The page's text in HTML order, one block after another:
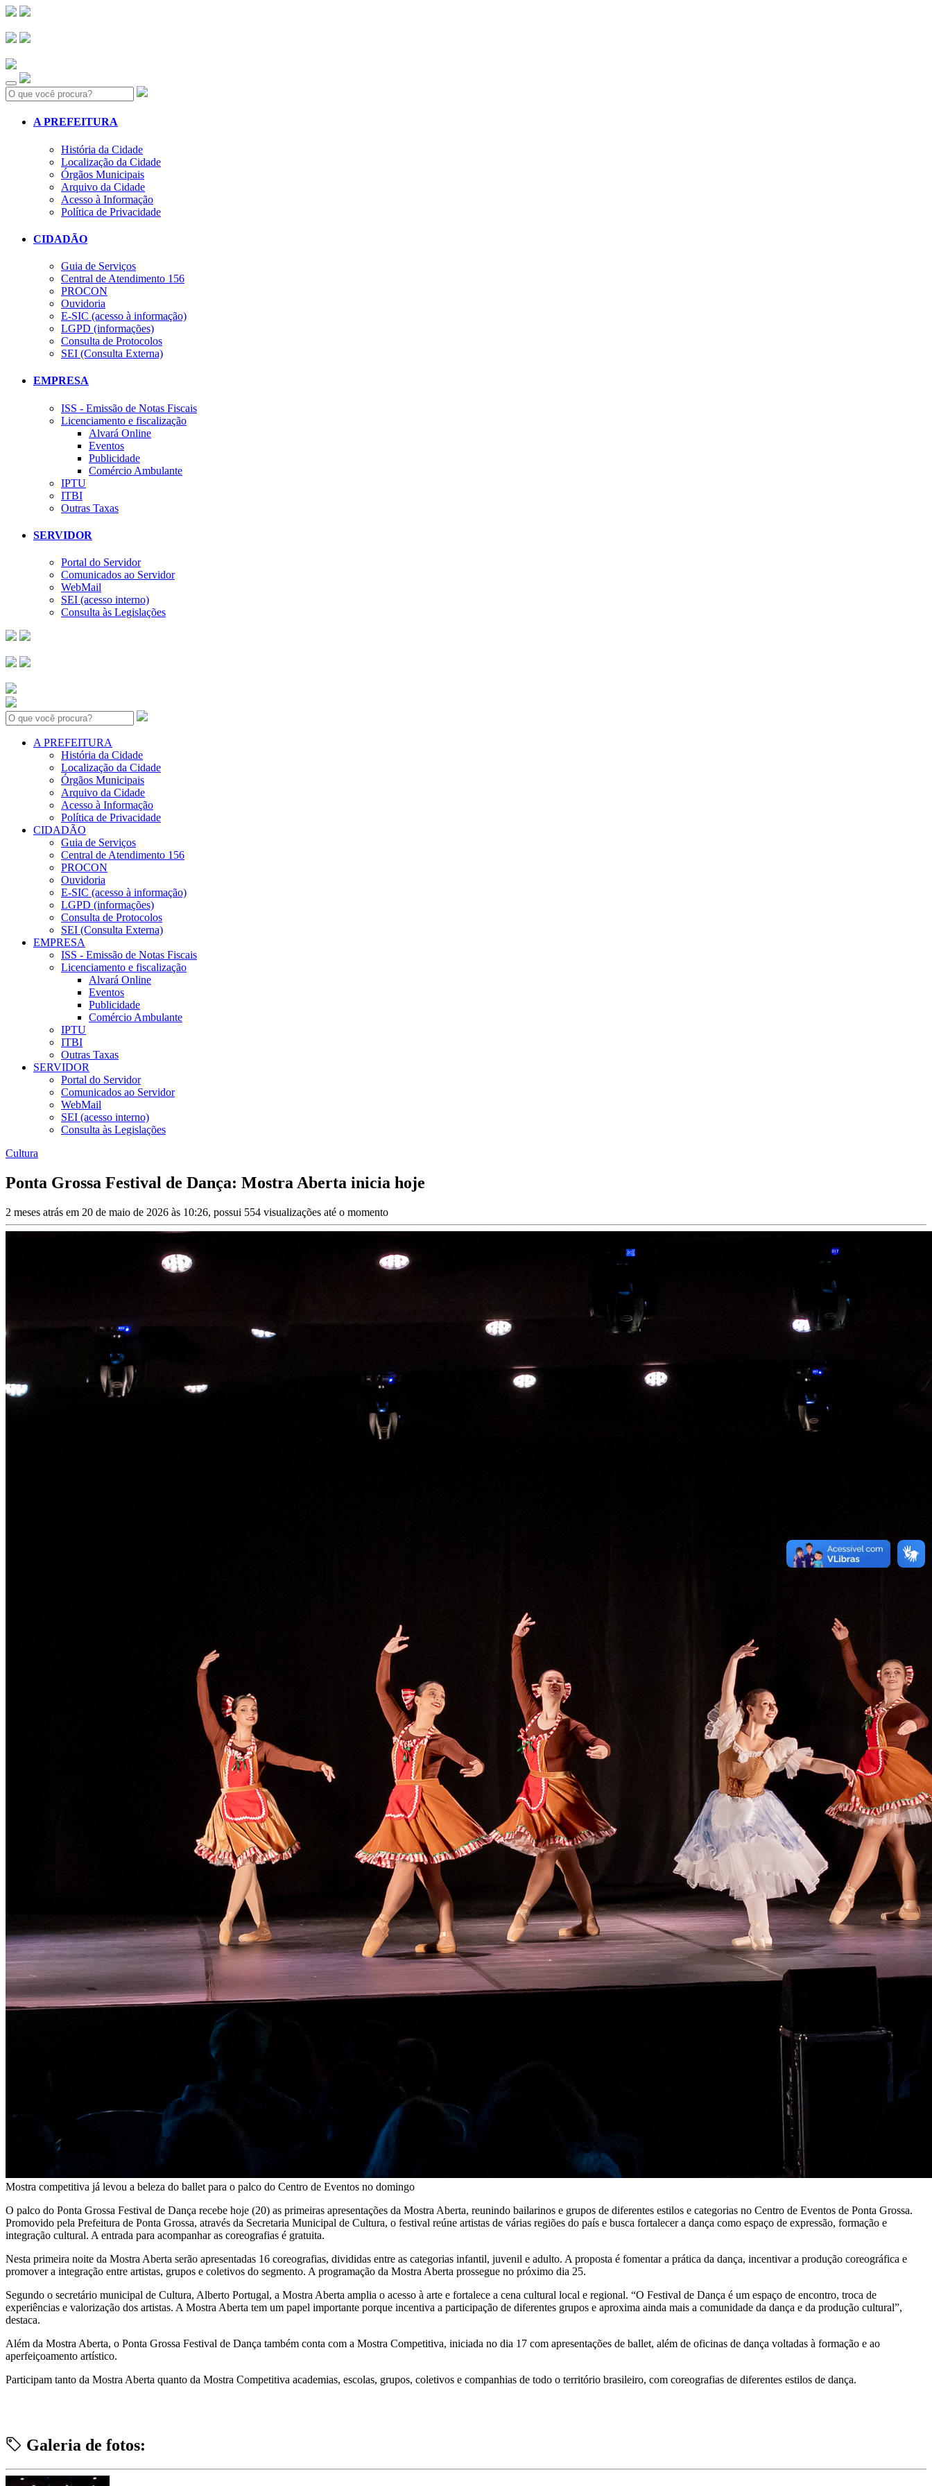
Search:
A PREFEITURA
História da Cidade
Localização da Cidade
Órgãos Municipais
Arquivo da Cidade
Acesso à Informação
Política de Privacidade
CIDADÃO
Guia de Serviços
Central de Atendimento 156
PROCON
Ouvidoria
E-SIC (acesso à informação)
LGPD (informações)
Consulta de Protocolos
SEI (Consulta Externa)
EMPRESA
ISS - Emissão de Notas Fiscais
Licenciamento e fiscalização
Alvará Online
Eventos
Publicidade
Comércio Ambulante
IPTU
ITBI
Outras Taxas
SERVIDOR
Portal do Servidor
Comunicados ao Servidor
WebMail
SEI (acesso interno)
Consulta às Legislações
Search:
A PREFEITURA
História da Cidade
Localização da Cidade
Órgãos Municipais
Arquivo da Cidade
Acesso à Informação
Política de Privacidade
CIDADÃO
Guia de Serviços
Central de Atendimento 156
PROCON
Ouvidoria
E-SIC (acesso à informação)
LGPD (informações)
Consulta de Protocolos
SEI (Consulta Externa)
EMPRESA
ISS - Emissão de Notas Fiscais
Licenciamento e fiscalização
Alvará Online
Eventos
Publicidade
Comércio Ambulante
IPTU
ITBI
Outras Taxas
SERVIDOR
Portal do Servidor
Comunicados ao Servidor
WebMail
SEI (acesso interno)
Consulta às Legislações
Cultura
Ponta Grossa Festival de Dança: Mostra Aberta inicia hoje
2 meses atrás em 20 de maio de 2026 às 10:26, possui 554 visualizações até o momento
Mostra competitiva já levou a beleza do ballet para o palco do Centro de Eventos no domingo
O palco do Ponta Grossa Festival de Dança recebe hoje (20) as primeiras apresentações da Mostra Aberta, reunindo bailarinos e grupos de diferentes estilos e categorias no Centro de Eventos de Ponta Grossa.
Promovido pela Prefeitura de Ponta Grossa, através da Secretaria Municipal de Cultura, o festival reúne artistas de várias regiões do país e busca fortalecer a dança como espaço de expressão, formação e
integração cultural. A entrada para acompanhar as coreografias é gratuita.
Nesta primeira noite da Mostra Aberta serão apresentadas 16 coreografias, divididas entre as categorias infantil, juvenil e adulto. A proposta é fomentar a prática da dança, incentivar a produção coreográfica e
promover a integração entre artistas, grupos e coletivos do segmento. A programação da Mostra Aberta prossegue no próximo dia 25.
Segundo o secretário municipal de Cultura, Alberto Portugal, a Mostra Aberta amplia o acesso à arte e fortalece a cena cultural local e regional. “O Festival de Dança é um espaço de encontro, troca de
experiências e valorização dos artistas. A Mostra Aberta tem um papel importante porque incentiva a participação de diferentes grupos e aproxima ainda mais a comunidade da dança e da produção cultural”,
destaca.
Além da Mostra Aberta, o Ponta Grossa Festival de Dança também conta com a Mostra Competitiva, iniciada no dia 17 com apresentações de ballet, além de oficinas de dança voltadas à formação e ao
aperfeiçoamento artístico.
Participam tanto da Mostra Aberta quanto da Mostra Competitiva academias, escolas, grupos, coletivos e companhias de todo o território brasileiro, com coreografias de diferentes estilos de dança.
Galeria de fotos: